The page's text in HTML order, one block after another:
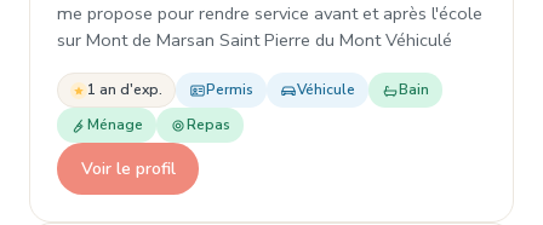
me propose pour rendre service avant et après l'école
sur Mont de Marsan Saint Pierre du Mont Véhiculé
1 an d'exp. Permis Véhicule
Bain
Ménage
Repas
Voir le profil